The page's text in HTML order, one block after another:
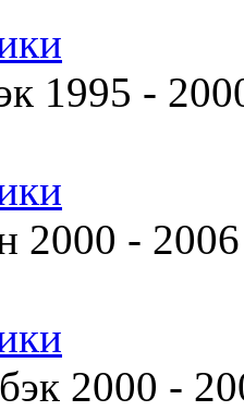
1995 -
2000 - 2006
2000 -